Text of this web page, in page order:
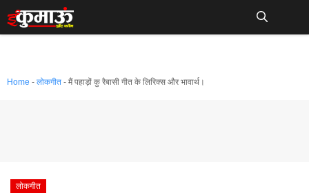
Skip
to
Home - लोकगीत - मैं पहाड़ों कु रैबासी गीत के लिरिक्स और भावार्थ।
लोकगीत